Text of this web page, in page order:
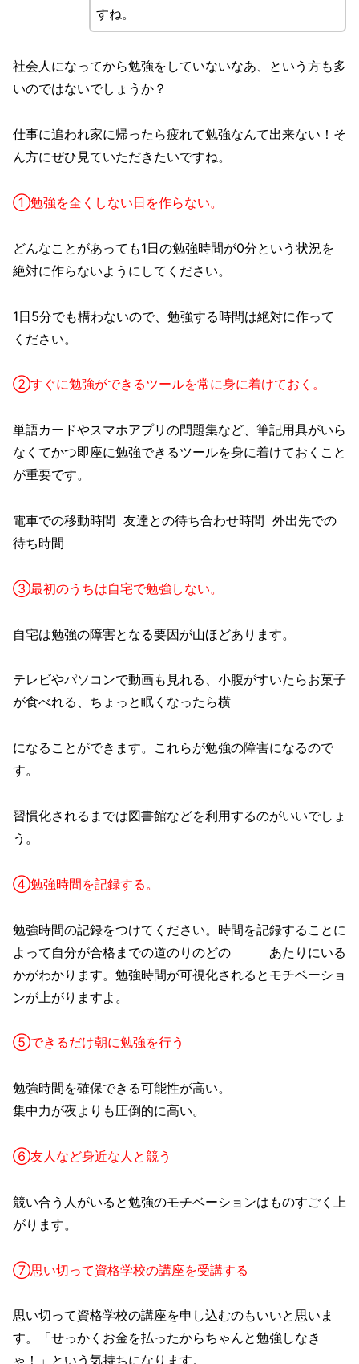
すね。
社会人になってから勉強をしていないなあ、という方も多
いのではないでしょうか？
仕事に追われ家に帰ったら疲れて勉強なんて出来ない！そ
ん方にぜひ見ていただきたいですね。
①勉強を全くしない日を作らない。
どんなことがあっても1日の勉強時間が0分という状況を
絶対に作らないようにしてください。
1日5分でも構わないので、勉強する時間は絶対に作って
ください。
②すぐに勉強ができるツールを常に身に着けておく。
単語カードやスマホアプリの問題集など、筆記用具がいら
なくてかつ即座に勉強できるツールを身に着けておくこと
が重要です。
電車での移動時間 友達との待ち合わせ時間 外出先での
待ち時間
③最初のうちは自宅で勉強しない。
自宅は勉強の障害となる要因が山ほどあります。
テレビやパソコンで動画も見れる、小腹がすいたらお菓子
が食べれる、ちょっと眠くなったら横
になることができます。これらが勉強の障害になるので
す。
習慣化されるまでは図書館などを利用するのがいいでしょ
う。
④勉強時間を記録する。
勉強時間の記録をつけてください。時間を記録することに
よって自分が合格までの道のりのどの あたりにいる
かがわかります。勉強時間が可視化されるとモチベーショ
ンが上がりますよ。
⑤できるだけ朝に勉強を行う
勉強時間を確保できる可能性が高い。
集中力が夜よりも圧倒的に高い。
⑥友人など身近な人と競う
競い合う人がいると勉強のモチベーションはものすごく上
がります。
⑦思い切って資格学校の講座を受講する
思い切って資格学校の講座を申し込むのもいいと思いま
す。「せっかくお金を払ったからちゃんと勉強しなき
ゃ！」という気持ちになります。